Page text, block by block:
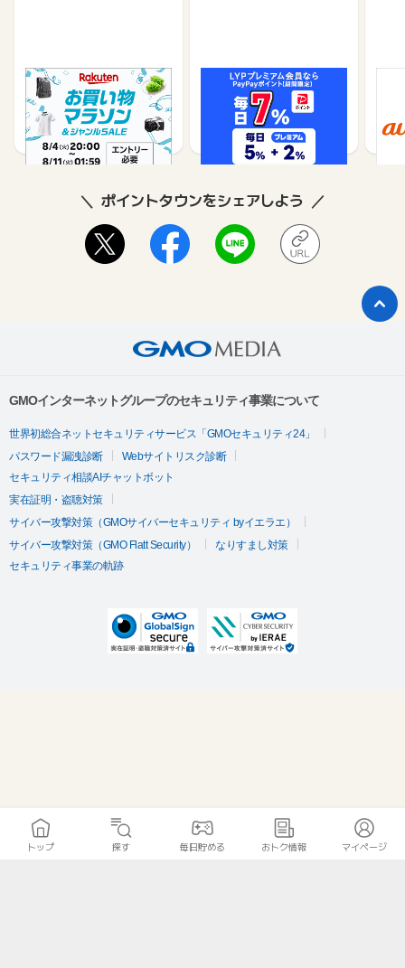
楽天市場
1%
Yahoo!ショッピング
1%
ポイントタウンをシェアしよう
GMOインターネットグループのセキュリティ事業について
世界初総合ネットセキュリティサービス「GMOセキュリティ24」
パスワード漏洩診断
Webサイトリスク診断
セキュリティ相談AIチャットボット
実在証明・盗聴対策
サイバー攻撃対策（GMOサイバーセキュリティ byイエラエ）
サイバー攻撃対策（GMO Flatt Security）
なりすまし対策
セキュリティ事業の軌跡
トップ 探す 毎日貯める おトク情報 マイページ